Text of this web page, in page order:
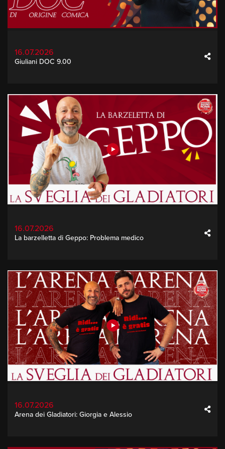
16.07.2026
Giuliani DOC 9.00
16.07.2026
La barzelletta di Geppo: Problema medico
16.07.2026
Arena dei Gladiatori: Giorgia e Alessio